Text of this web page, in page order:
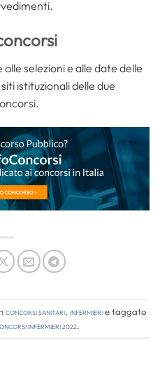
selezioni e alle date delle
istituzionali delle due
Concorsi Sanitari, Infermierie taggato
infermieri 2022.